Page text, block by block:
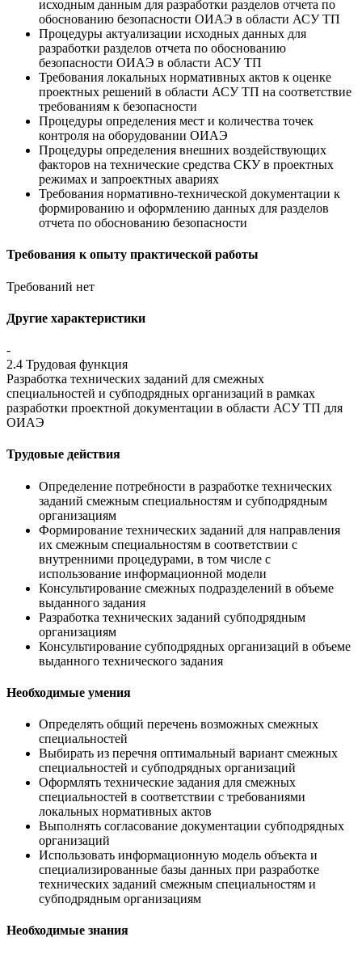
исходным данным для разработки разделов отчета по
обоснованию безопасности ОИАЭ в области АСУ ТП
Процедуры актуализации исходных данных для
разработки разделов отчета по обоснованию
безопасности ОИАЭ в области АСУ ТП
Требования локальных нормативных актов к оценке
проектных решений в области АСУ ТП на соответствие
требованиям к безопасности
Процедуры определения мест и количества точек
контроля на оборудовании ОИАЭ
Процедуры определения внешних воздействующих
факторов на технические средства СКУ в проектных
режимах и запроектных авариях
Требования нормативно-технической документации к
формированию и оформлению данных для разделов
отчета по обоснованию безопасности
Требования к опыту практической работы
Требований нет
Другие характеристики
-
2.4 Трудовая функция
Разработка технических заданий для смежных
специальностей и субподрядных организаций в рамках
разработки проектной документации в области АСУ ТП для
ОИАЭ
Трудовые действия
Определение потребности в разработке технических
заданий смежным специальностям и субподрядным
организациям
Формирование технических заданий для направления
их смежным специальностям в соответствии с
внутренними процедурами, в том числе с
использование информационной модели
Консультирование смежных подразделений в объеме
выданного задания
Разработка технических заданий субподрядным
организациям
Консультирование субподрядных организаций в объеме
выданного технического задания
Необходимые умения
Определять общий перечень возможных смежных
специальностей
Выбирать из перечня оптимальный вариант смежных
специальностей и субподрядных организаций
Оформлять технические задания для смежных
специальностей в соответствии с требованиями
локальных нормативных актов
Выполнять согласование документации субподрядных
организаций
Использовать информационную модель объекта и
специализированные базы данных при разработке
технических заданий смежным специальностям и
субподрядным организациям
Необходимые знания